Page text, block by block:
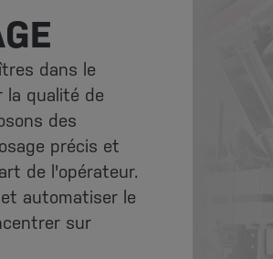
dans le
la qualité de
des
précis et
de l'opérateur.
automatiser le
sur